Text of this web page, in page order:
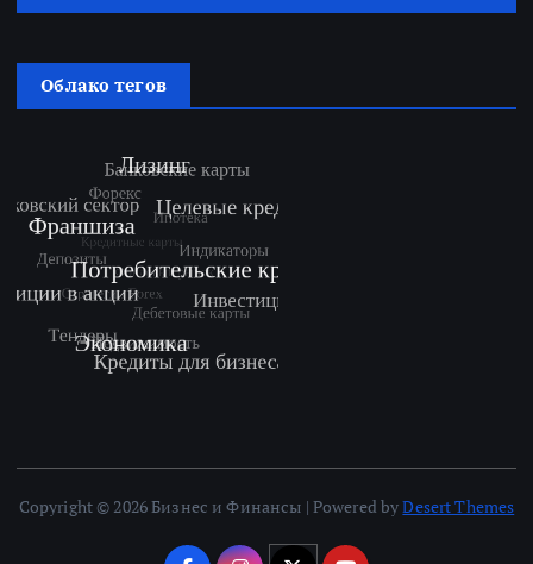
Облако тегов
Copyright © 2026 Бизнес и Финансы | Powered byDesert Themes